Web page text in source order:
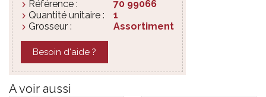
Référence :
70 99066
Quantité unitaire :
1
Grosseur :
Assortiment
Besoin d'aide ?
A voir aussi